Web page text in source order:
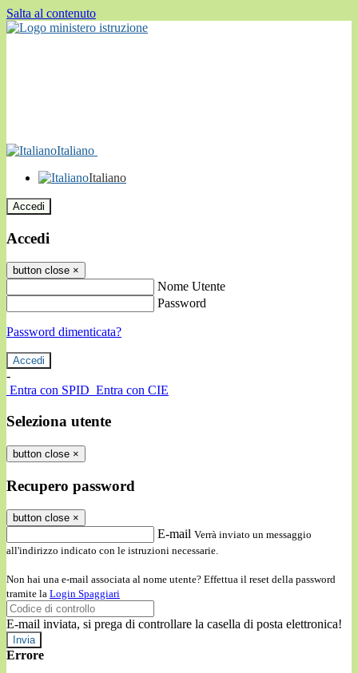
Salta al contenuto
Italiano
Italiano
Accedi
Accedi
button close ×
Nome Utente
Password
Password dimenticata?
-
Entra con SPID Entra con CIE
Seleziona utente
button close ×
Recupero password
button close ×
E-mail Verrà inviato un messaggio
all'indirizzo indicato con le istruzioni necessarie.
Non hai una e-mail associata al nome utente? Effettua il reset della password
tramite la Login Spaggiari
E-mail inviata, si prega di controllare la casella di posta elettronica!
Errore